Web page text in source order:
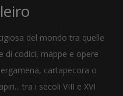
del mondo tra quelle
di codici, mappe e opere
cartapecora o
tra i secoli VIII e XVI